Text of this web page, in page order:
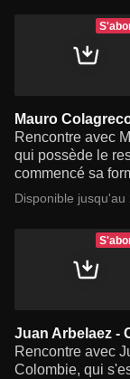
Mauro
Rencontre avec
qui possède le
commencé sa
Disponible jusqu'au
Juan Arbelaez -
Rencontre avec
Colombie, qui